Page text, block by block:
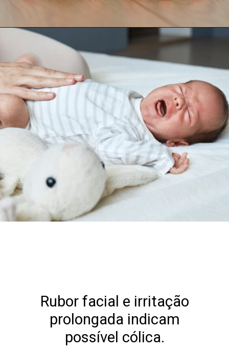
Rubor facial e irritação
prolongada indicam
possível cólica.